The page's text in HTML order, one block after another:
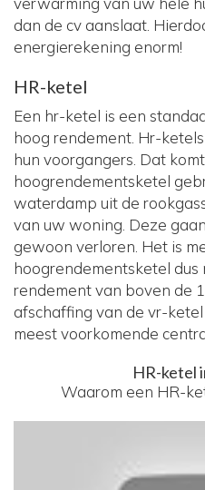
dan de cv aanslaat.
energierekening enorm!
HR-ketel
Een hr-ketel is een
hoog rendement. Hr-
hun voorgangers. Dat
hoogrendementsketel
waterdamp uit de
van uw woning. Deze
gewoon verloren. Het is
hoogrendementsketel dus
rendement van boven de
afschaffing van de vr-
meest voorkomende
HR-ketel
Waarom een HR-